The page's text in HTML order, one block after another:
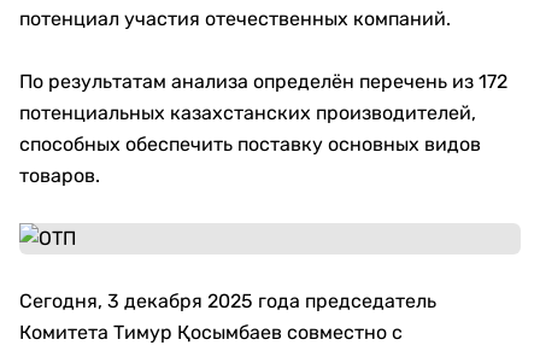
потенциал участия отечественных компаний.
По результатам анализа определён перечень из 172
потенциальных казахстанских производителей,
способных обеспечить поставку основных видов
товаров.
Сегодня, 3 декабря 2025 года председатель
Комитета Тимур Қосымбаев совместно с